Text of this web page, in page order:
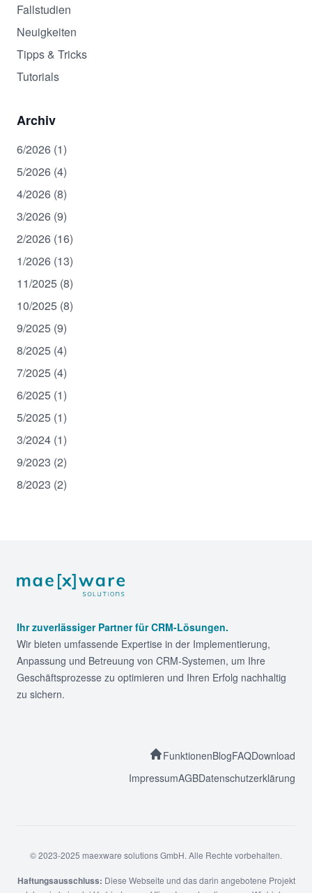
Fallstudien
Neuigkeiten
Tipps & Tricks
Tutorials
Archiv
6/2026 (1)
5/2026 (4)
4/2026 (8)
3/2026 (9)
2/2026 (16)
1/2026 (13)
11/2025 (8)
10/2025 (8)
9/2025 (9)
8/2025 (4)
7/2025 (4)
6/2025 (1)
5/2025 (1)
3/2024 (1)
9/2023 (2)
8/2023 (2)
Footer
Ihr zuverlässiger Partner für CRM-Lösungen.
Wir bieten umfassende Expertise in der Implementierung,
Anpassung und Betreuung von CRM-Systemen, um Ihre
Geschäftsprozesse zu optimieren und Ihren Erfolg nachhaltig
zu sichern.
FunktionenBlogFAQDownload
ImpressumAGBDatenschutzerklärung
© 2023-2025 maexware solutions GmbH. Alle Rechte vorbehalten.
Haftungsausschluss: Diese Webseite und das darin angebotene Projekt